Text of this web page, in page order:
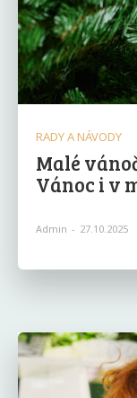
RADY A NÁVODY
Malé
Vánoc i v
Admin - 27.10.2025